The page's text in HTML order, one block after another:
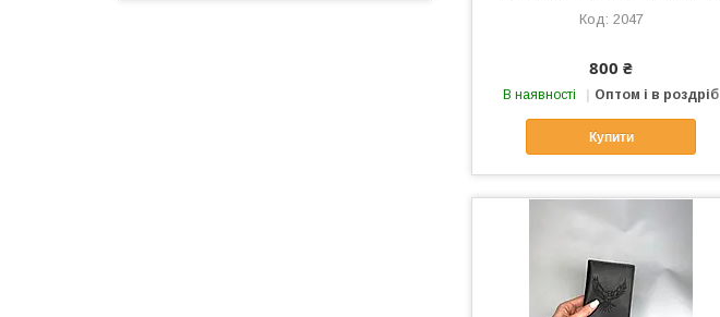
2047
800 ₴
В наявності Оптом і в роздріб
Купити